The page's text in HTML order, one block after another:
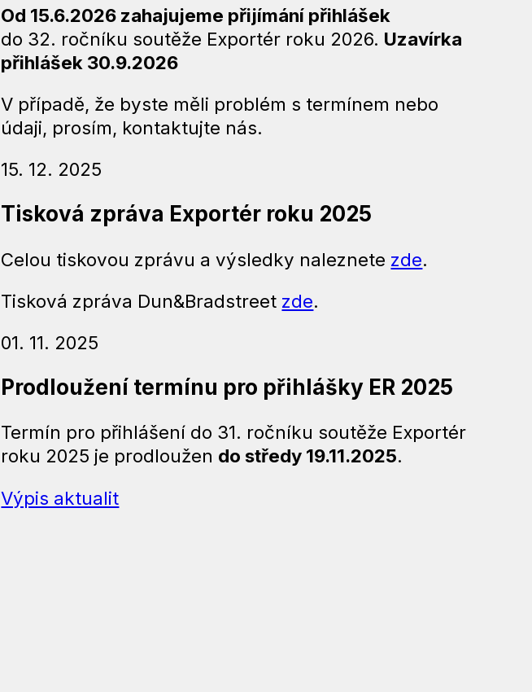
Od 15.6.2026 zahajujeme přijímání přihlášek
do 32. ročníku soutěže Exportér roku 2026. Uzavírka
přihlášek 30.9.2026
V případě, že byste měli problém s termínem nebo
údaji, prosím, kontaktujte nás.
15. 12. 2025
Tisková zpráva Exportér roku 2025
Celou tiskovou zprávu a výsledky naleznete zde.
Tisková zpráva Dun&Bradstreet zde.
01. 11. 2025
Prodloužení termínu pro přihlášky ER 2025
Termín pro přihlášení do 31. ročníku soutěže Exportér
roku 2025 je prodloužen do středy 19.11.2025.
Výpis aktualit